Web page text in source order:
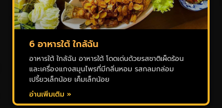
6 อาหารใต้ ใกล้ฉัน
อาหารใต้ ใกล้ฉัน อาหารใต้ โดดเด่นด้วยรสชาติเผ็ดร้อน
และเครื่องแกงสมุนไพรที่มีกลิ่นหอม รสกลมกล่อม
เปรี้ยวเล็กน้อย เค็มเล็กน้อย
อ่านเพิ่มเติม »